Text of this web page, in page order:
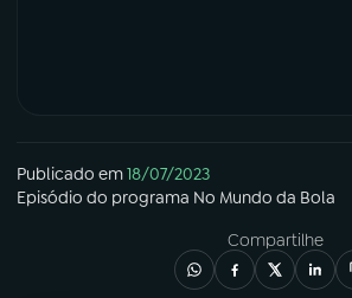
Publicado em18/07/2023
Episódio do programa No Mundo da Bola
Compartilhe